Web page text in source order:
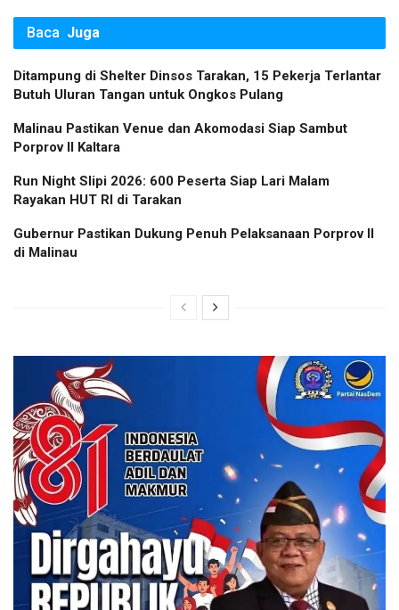
Baca Juga
Ditampung di Shelter Dinsos Tarakan, 15 Pekerja Terlantar
Butuh Uluran Tangan untuk Ongkos Pulang
Malinau Pastikan Venue dan Akomodasi Siap Sambut
Porprov II Kaltara
Run Night Slipi 2026: 600 Peserta Siap Lari Malam
Rayakan HUT RI di Tarakan
Gubernur Pastikan Dukung Penuh Pelaksanaan Porprov II
di Malinau